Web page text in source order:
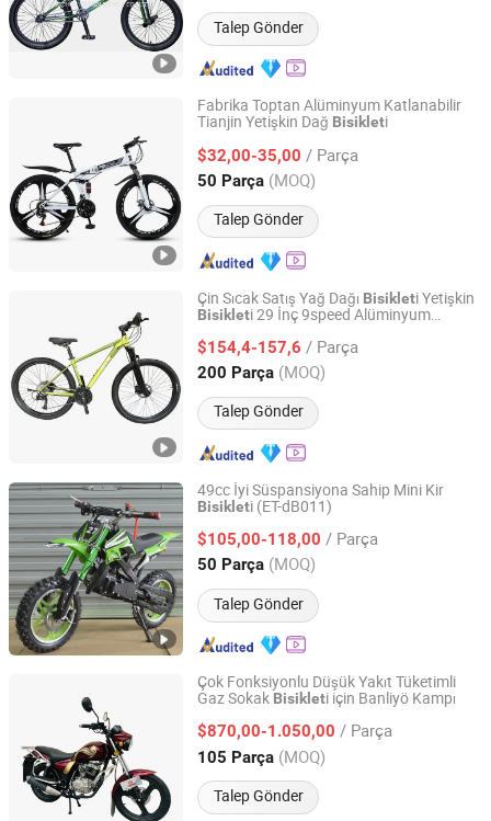
Talep Gönder
Fabrika Toptan Alüminyum Katlanabilir
Tianjin Yetişkin Dağ Bisikleti
$32,00-35,00 / Parça
50 Parça (MOQ)
Talep Gönder
Zhejiang, China Fiyat 2010
Çin Sıcak Satış Yağ Dağı Bisikleti Yetişkin
Bisikleti 29 İnç 9speed Alüminyum
$154,4-157,6 / Parça
200 Parça (MOQ)
Talep Gönder
Tianjin Bimotech Co., Ltd
Tianjin, China Fiyat 2025
49cc İyi Süspansiyona Sahip Mini Kir
Bisikleti (ET-dB011)
$105,00-118,00 / Parça
50 Parça (MOQ)
Talep Gönder
Yongkang Guihou Industry and Trade Co., Ltd.
Zhejiang, China Fiyat 2017
Çok Fonksiyonlu Düşük Yakıt Tüketimli
Gaz Sokak Bisikleti için Banliyö Kampı
$870,00-1.050,00 / Parça
105 Parça (MOQ)
Talep Gönder
Guangdong Guanghanwei New Energy Co., Ltd.
Guangdong, China Fiyat 2025